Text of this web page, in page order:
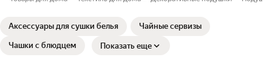
Аксессуары для сушки белья Чайные сервизы
Чашки с блюдцем Показать еще